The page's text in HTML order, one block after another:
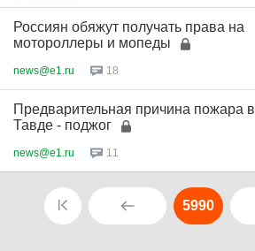
Россиян обяжут получать права на
мотороллеры и мопеды
news@e1.ru 18
Предварительная причина пожара в
Тавде - поджог
news@e1.ru 11
5990